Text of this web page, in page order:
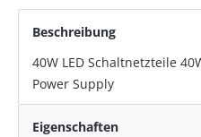
Beschreibung
40W LED Schaltnetzteile
Power Supply
Eigenschaften